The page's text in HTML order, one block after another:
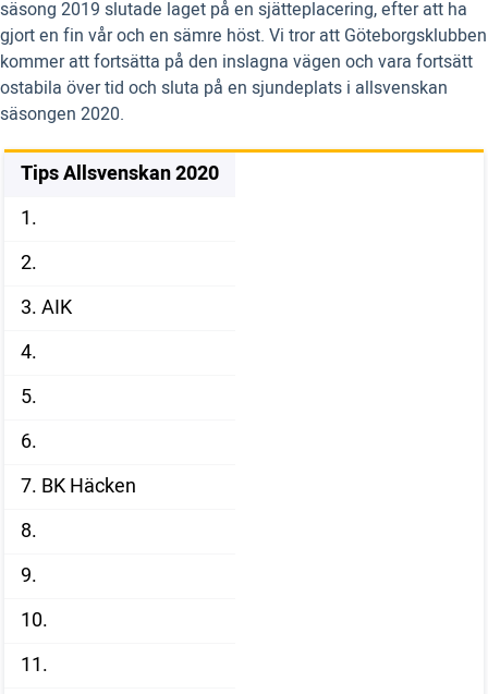
säsong 2019 slutade laget på en sjätteplacering, efter att ha
gjort en fin vår och en sämre höst. Vi tror att Göteborgsklubben
kommer att fortsätta på den inslagna vägen och vara fortsätt
ostabila över tid och sluta på en sjundeplats i allsvenskan
säsongen 2020.
Tips Allsvenskan 2020
1.
2.
3. AIK
4.
5.
6.
7. BK Häcken
8.
9.
10.
11.